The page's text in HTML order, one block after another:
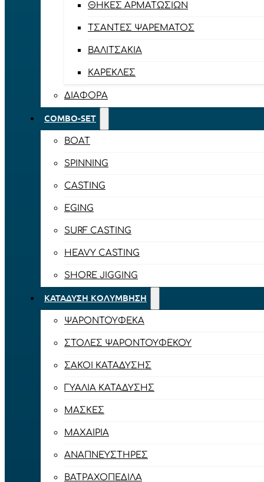
ΘΉΚΕΣ ΑΡΜΑΤΩΣΙΏΝ
ΤΣΆΝΤΕΣ ΨΑΡΈΜΑΤΟΣ
ΒΑΛΙΤΣΆΚΙΑ
ΚΑΡΈΚΛΕΣ
ΔΙΆΦΟΡΑ
COMBO-SET
BOAT
SPINNING
CASTING
EGING
SURF CASTING
HEAVY CASTING
SHORE JIGGING
ΚΑΤΆΔΥΣΗ ΚΟΛΎΜΒΗΣΗ
ΨΑΡΟΝΤΟΎΦΕΚΑ
ΣΤΟΛΈΣ ΨΑΡΟΝΤΟΎΦΕΚΟΥ
ΣΆΚΟΙ ΚΑΤΆΔΥΣΗΣ
ΓΥΑΛΙΆ ΚΑΤΆΔΥΣΗΣ
ΜΆΣΚΕΣ
ΜΑΧΑΊΡΙΑ
ΑΝΑΠΝΕΥΣΤΉΡΕΣ
ΒΑΤΡΑΧΟΠΈΔΙΛΑ